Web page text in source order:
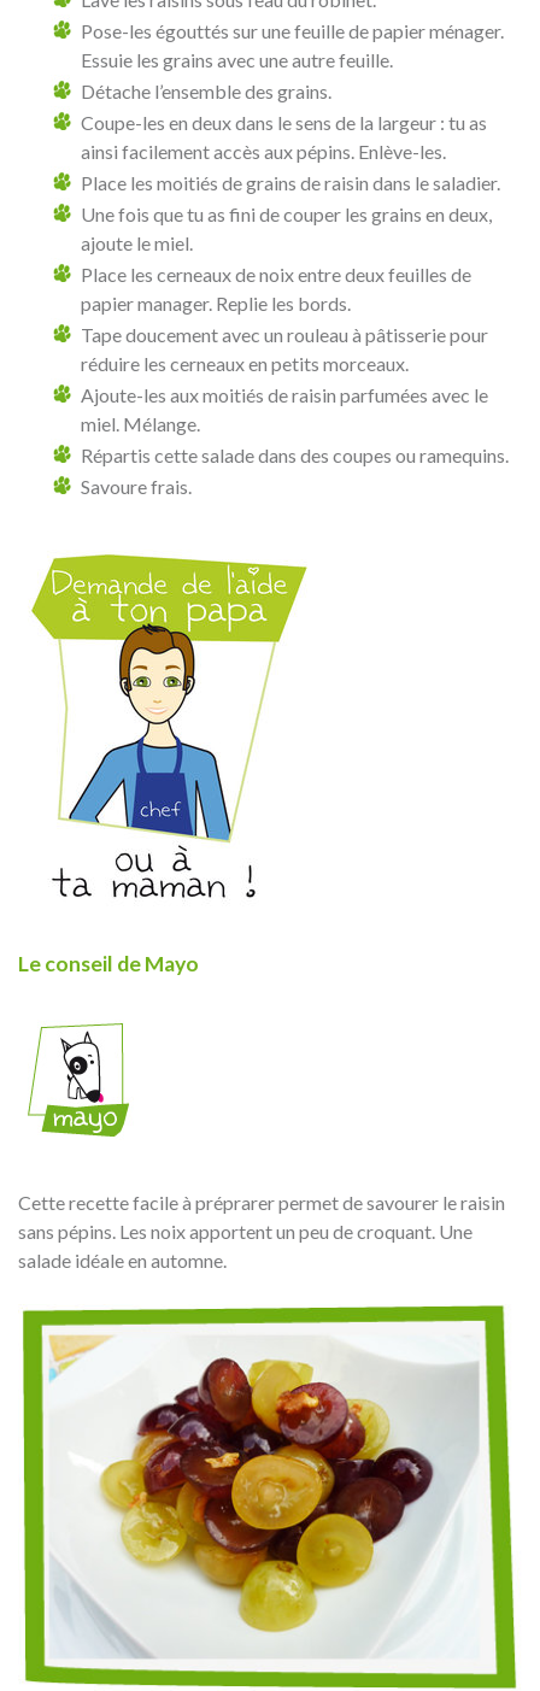
Pose-les égouttés sur une feuille de papier ménager.
Essuie les grains avec une autre feuille.
Détache l’ensemble des grains.
Coupe-les en deux dans le sens de la largeur : tu as
ainsi facilement accès aux pépins. Enlève-les.
Place les moitiés de grains de raisin dans le saladier.
Une fois que tu as fini de couper les grains en deux,
ajoute le miel.
Place les cerneaux de noix entre deux feuilles de
papier manager. Replie les bords.
Tape doucement avec un rouleau à pâtisserie pour
réduire les cerneaux en petits morceaux.
Ajoute-les aux moitiés de raisin parfumées avec le
miel. Mélange.
Répartis cette salade dans des coupes ou ramequins.
Savoure frais.
Le conseil de Mayo
Cette recette facile à préprarer permet de savourer le raisin
sans pépins. Les noix apportent un peu de croquant. Une
salade idéale en automne.